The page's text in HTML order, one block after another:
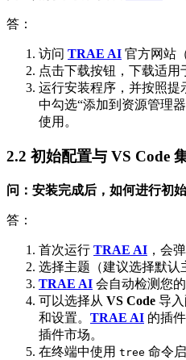
答：
访问 TRAE AI 官方网站
点击下载按钮，下载适用
运行安装程序，并按照提
中勾选“添加到资源管理
使用。
2.2 初始配置与 VS Code
问：安装完成后，如何进行初
答：
首次运行 TRAE AI ，会
选择主题（建议选择默认
TRAE AI 会自动检测您
可以选择从 VS Code 导
和设置。 TRAE AI 的插
插件市场。
在终端中使用 tree 命令